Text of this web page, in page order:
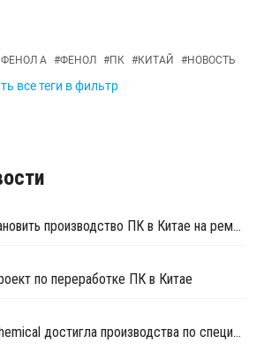
А #ФЕНОЛ #ПК #КИТАЙ #НОВОСТЬ
все теги в фильтр
ZPC планирует остановить производство ПК в Китае на ремонт
по переработке ПК в Китае
Zhangzhou Chimei Chemical достигла производства по спецификации на новой линии поликарбоната в Китае